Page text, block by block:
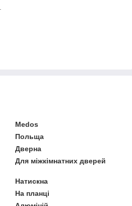
Medos
Польща
Дверна
Для міжкімнатних дверей
Натискна
На планці